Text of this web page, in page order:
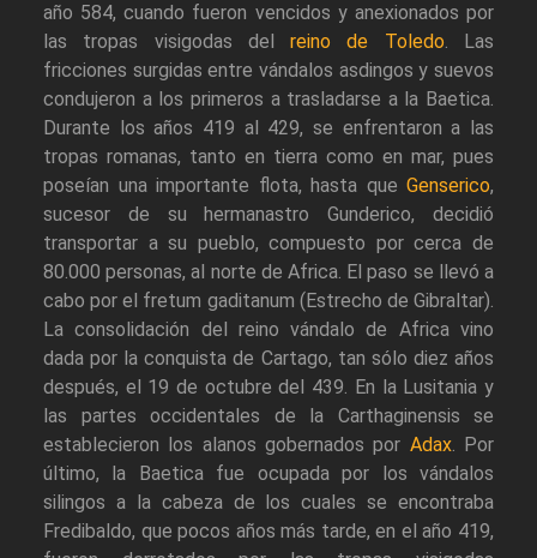
año 584, cuando fueron vencidos y anexionados por
las tropas visigodas delreino de Toledo. Las
fricciones surgidas entre vándalos asdingos y suevos
condujeron a los primeros a trasladarse a la Baetica.
Durante los años 419 al 429, se enfrentaron a las
tropas romanas, tanto en tierra como en mar, pues
poseían una importante flota, hasta que Genserico,
sucesor de su hermanastro Gunderico, decidió
transportar a su pueblo, compuesto por cerca de
80.000 personas, al norte de Africa. El paso se llevó a
cabo por el fretum gaditanum (Estrecho de Gibraltar).
La consolidación del reino vándalo de Africa vino
dada por la conquista de Cartago, tan sólo diez años
después, el 19 de octubre del 439. En la Lusitania y
las partes occidentales de la Carthaginensis se
establecieron los alanos gobernados por Adax. Por
último, la Baetica fue ocupada por los vándalos
silingos a la cabeza de los cuales se encontraba
Fredibaldo, que pocos años más tarde, en el año 419,